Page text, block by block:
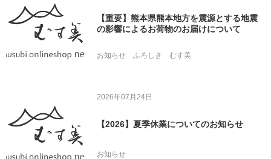
【重要】熊本県熊本地方を震源とする地震
の影響によるお荷物のお届けについて
お知らせ ふろしき むす美
2026年07月24日
【2026】夏季休業についてのお知らせ
お知らせ